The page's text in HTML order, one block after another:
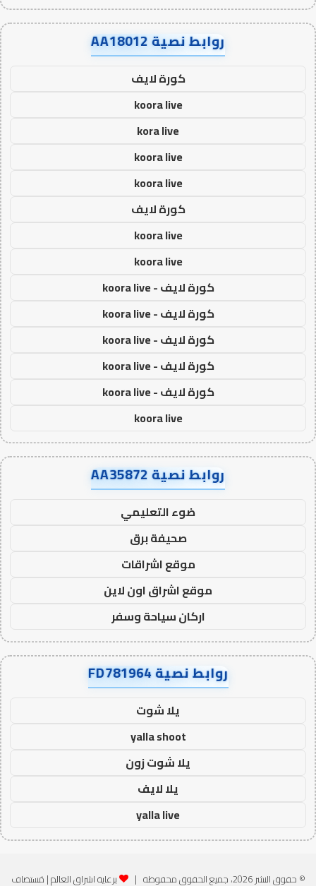
روابط نصية AA18012
كورة لايف
koora live
kora live
koora live
koora live
كورة لايف
koora live
koora live
كورة لايف - koora live
كورة لايف - koora live
كورة لايف - koora live
كورة لايف - koora live
كورة لايف - koora live
koora live
روابط نصية AA35872
ضوء التعليمي
صحيفة برق
موقع اشراقات
موقع اشراق اون لاين
اركان سياحة وسفر
روابط نصية FD781964
يلا شوت
yalla shoot
يلا شوت زون
يلا لايف
yalla live
© حقوق النشر 2026، جميع الحقوق محفوظة | برعاية اشراق العالم| مُستضاف